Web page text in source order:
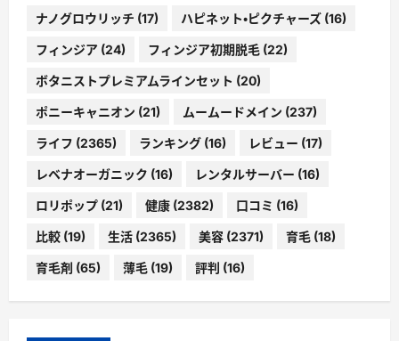
ナノグロウリッチ (17) ハピネット・ピクチャーズ (16)
フィンジア (24) フィンジア初期脱毛 (22)
ボタニストプレミアムラインセット (20)
ポニーキャニオン (21) ムームードメイン (237)
ライフ (2365) ランキング (16) レビュー (17)
レベナオーガニック (16) レンタルサーバー (16)
ロリポップ (21) 健康 (2382) 口コミ (16)
比較 (19) 生活 (2365) 美容 (2371) 育毛 (18)
育毛剤 (65) 薄毛 (19) 評判 (16)